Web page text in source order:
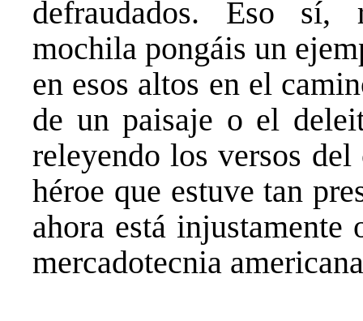
defraudados. Eso sí,
mochila pongáis un
en esos altos en el
de un paisaje o el
releyendo los versos
héroe que estuve tan
ahora está
mercadotecnia